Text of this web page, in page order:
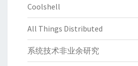
Coolshell
All Things Distributed
系统技术非业余研究